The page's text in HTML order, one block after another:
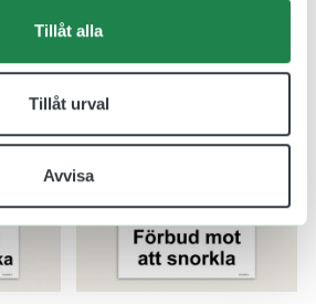
Tillåt alla
Tillåt urval
Avvisa